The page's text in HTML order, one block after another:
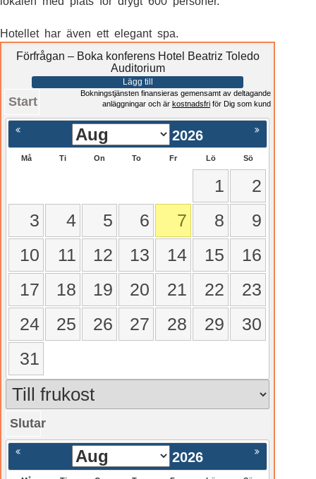
Hotellet har även ett elegant spa.
Förfrågan – Boka konferens Hotel Beatriz Toledo
Auditorium
Lägg till
Start
Bokningstjänsten finansieras gemensamt av deltagande
anläggningar och är kostnadsfri för Dig som kund
2026
Må Ti On To Fr Lö Sö
1
2
3
4 5 6 7 8
9
10
11 12 13 14 15
16
17
18 19 20 21 22
23
24
25 26 27 28 29
30
31
Slutar
Nästa >
2026